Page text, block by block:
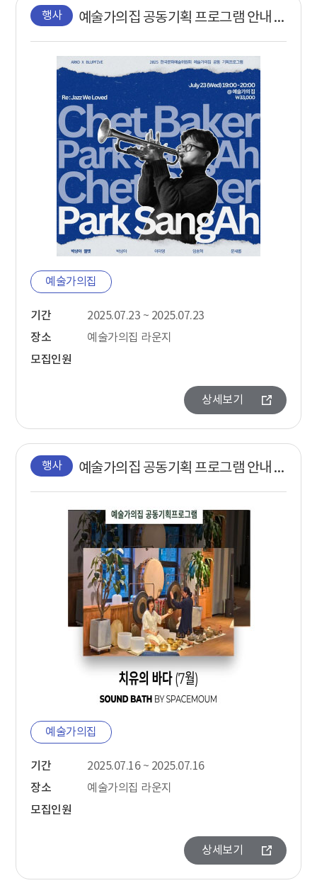
행사 예술가의집 공동기획 프로그램 안내 - 〈Re : Jazz We Loved〉
예술가의집
기간
2025.07.23 ~ 2025.07.23
장소
예술가의집 라운지
모집인원
상세보기
행사 예술가의집 공동기획 프로그램 안내 - 〈스페이스몸 - 치유의 바다〉
예술가의집
기간
2025.07.16 ~ 2025.07.16
장소
예술가의집 라운지
모집인원
상세보기